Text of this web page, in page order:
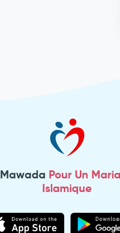
Mawada Pour Un
Islamique